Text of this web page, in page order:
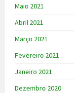
Maio 2021
Abril 2021
Março 2021
Fevereiro 2021
Janeiro 2021
Dezembro 2020